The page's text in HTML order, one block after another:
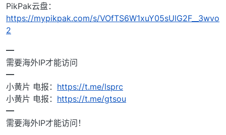
PikPak云盘：
https://mypikpak.com/s/VOfTS6W1xuY05sUlG2F__3wvo
2
━
需要海外IP才能访问
━
小黄片 电报： https://t.me/lsprc
小黄片 电报： https://t.me/gtsou
━
需要海外IP才能访问！